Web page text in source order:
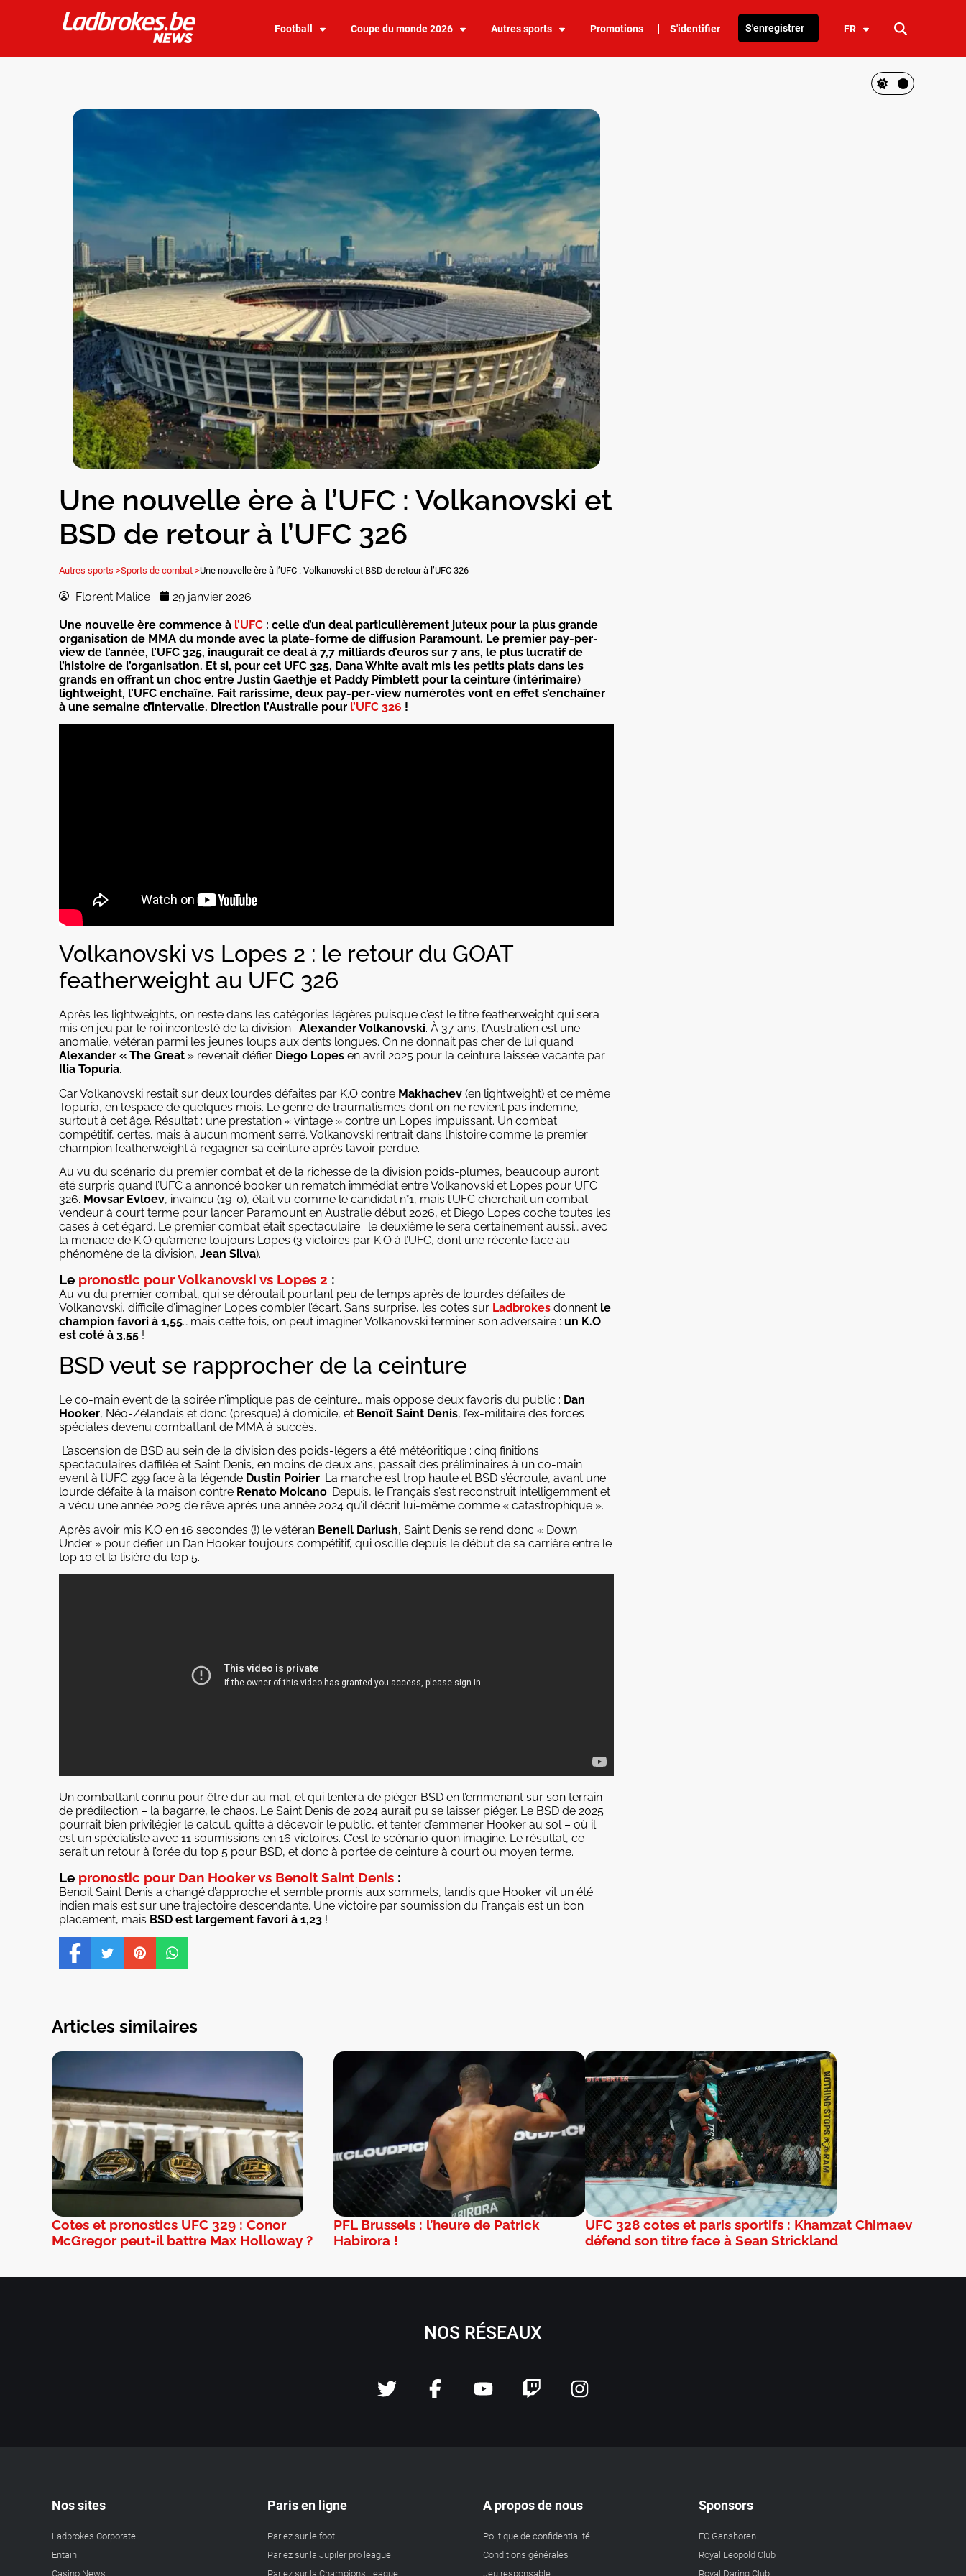
Football Coupe du monde 2026 Autres sports Promotions S'identifier S'enregistrer FR
Une nouvelle ère à l’UFC : Volkanovski et
BSD de retour à l’UFC 326
Autres sports >Sports de combat >Une nouvelle ère à l’UFC : Volkanovski et BSD de retour à l’UFC 326
Florent Malice 29 janvier 2026
Une nouvelle ère commence à l’UFC : celle d’un deal particulièrement juteux pour la plus grande
organisation de MMA du monde avec la plate-forme de diffusion Paramount. Le premier pay-per-
view de l’année, l’UFC 325, inaugurait ce deal à 7,7 milliards d’euros sur 7 ans, le plus lucratif de
l’histoire de l’organisation. Et si, pour cet UFC 325, Dana White avait mis les petits plats dans les
grands en offrant un choc entre Justin Gaethje et Paddy Pimblett pour la ceinture (intérimaire)
lightweight, l’UFC enchaîne. Fait rarissime, deux pay-per-view numérotés vont en effet s’enchaîner
à une semaine d’intervalle. Direction l’Australie pour l’UFC 326 !
Volkanovski vs Lopes 2 : le retour du GOAT
featherweight au UFC 326
Après les lightweights, on reste dans les catégories légères puisque c’est le titre featherweight qui sera
mis en jeu par le roi incontesté de la division : Alexander Volkanovski. À 37 ans, l’Australien est une
anomalie, vétéran parmi les jeunes loups aux dents longues. On ne donnait pas cher de lui quand
Alexander « The Great » revenait défier Diego Lopes en avril 2025 pour la ceinture laissée vacante par
Ilia Topuria.
Car Volkanovski restait sur deux lourdes défaites par K.O contre Makhachev (en lightweight) et ce même
Topuria, en l’espace de quelques mois. Le genre de traumatismes dont on ne revient pas indemne,
surtout à cet âge. Résultat : une prestation « vintage » contre un Lopes impuissant. Un combat
compétitif, certes, mais à aucun moment serré. Volkanovski rentrait dans l’histoire comme le premier
champion featherweight à regagner sa ceinture après l’avoir perdue.
Au vu du scénario du premier combat et de la richesse de la division poids-plumes, beaucoup auront
été surpris quand l’UFC a annoncé booker un rematch immédiat entre Volkanovski et Lopes pour UFC
326. Movsar Evloev, invaincu (19-0), était vu comme le candidat n°1, mais l’UFC cherchait un combat
vendeur à court terme pour lancer Paramount en Australie début 2026, et Diego Lopes coche toutes les
cases à cet égard. Le premier combat était spectaculaire : le deuxième le sera certainement aussi… avec
la menace de K.O qu’amène toujours Lopes (3 victoires par K.O à l’UFC, dont une récente face au
phénomène de la division, Jean Silva).
Le pronostic pour Volkanovski vs Lopes 2 :
Au vu du premier combat, qui se déroulait pourtant peu de temps après de lourdes défaites de
Volkanovski, difficile d’imaginer Lopes combler l’écart. Sans surprise, les cotes sur Ladbrokes donnent le
champion favori à 1,55… mais cette fois, on peut imaginer Volkanovski terminer son adversaire : un K.O
est coté à 3,55 !
BSD veut se rapprocher de la ceinture
Le co-main event de la soirée n’implique pas de ceinture… mais oppose deux favoris du public : Dan
Hooker, Néo-Zélandais et donc (presque) à domicile, et Benoît Saint Denis, l’ex-militaire des forces
spéciales devenu combattant de MMA à succès.
L’ascension de BSD au sein de la division des poids-légers a été météoritique : cinq finitions
spectaculaires d’affilée et Saint Denis, en moins de deux ans, passait des préliminaires à un co-main
event à l’UFC 299 face à la légende Dustin Poirier. La marche est trop haute et BSD s’écroule, avant une
lourde défaite à la maison contre Renato Moicano. Depuis, le Français s’est reconstruit intelligemment et
a vécu une année 2025 de rêve après une année 2024 qu’il décrit lui-même comme « catastrophique ».
Après avoir mis K.O en 16 secondes (!) le vétéran Beneil Dariush, Saint Denis se rend donc « Down
Under » pour défier un Dan Hooker toujours compétitif, qui oscille depuis le début de sa carrière entre le
top 10 et la lisière du top 5.
Un combattant connu pour être dur au mal, et qui tentera de piéger BSD en l’emmenant sur son terrain
de prédilection – la bagarre, le chaos. Le Saint Denis de 2024 aurait pu se laisser piéger. Le BSD de 2025
pourrait bien privilégier le calcul, quitte à décevoir le public, et tenter d’emmener Hooker au sol – où il
est un spécialiste avec 11 soumissions en 16 victoires. C’est le scénario qu’on imagine. Le résultat, ce
serait un retour à l’orée du top 5 pour BSD, et donc à portée de ceinture à court ou moyen terme.
Le pronostic pour Dan Hooker vs Benoit Saint Denis :
Benoit Saint Denis a changé d’approche et semble promis aux sommets, tandis que Hooker vit un été
indien mais est sur une trajectoire descendante. Une victoire par soumission du Français est un bon
placement, mais BSD est largement favori à 1,23 !
Articles similaires
Cotes et pronostics UFC 329 : Conor
McGregor peut-il battre Max Holloway ?
PFL Brussels : l’heure de Patrick
Habirora !
UFC 328 cotes et paris sportifs : Khamzat Chimaev
défend son titre face à Sean Strickland
NOS RÉSEAUX
Nos sites
Ladbrokes Corporate
Entain
Casino News
Paris en ligne
Pariez sur le foot
Pariez sur la Jupiler pro league
Pariez sur la Champions League
A propos de nous
Politique de confidentialité
Conditions générales
Jeu responsable
Sponsors
FC Ganshoren
Royal Leopold Club
Royal Daring Club